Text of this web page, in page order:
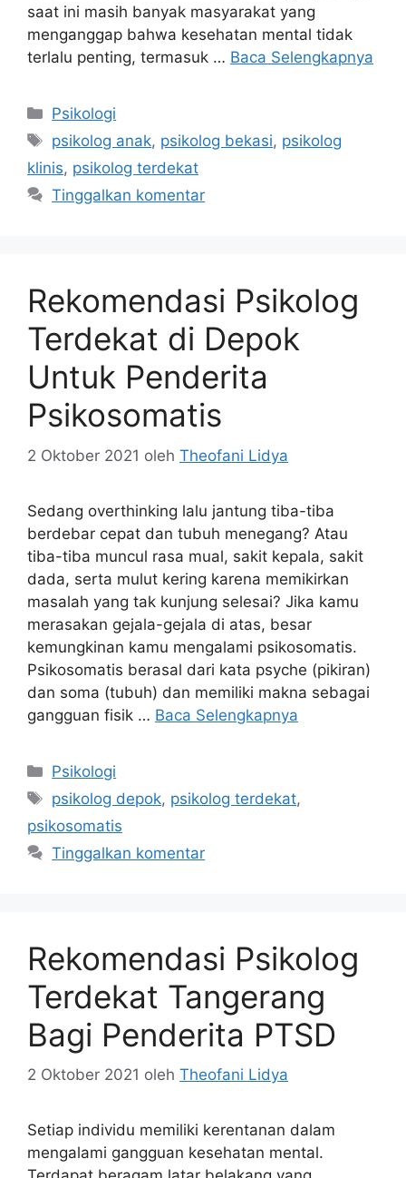
saat ini masih banyak masyarakat yang
menganggap bahwa kesehatan mental tidak
terlalu penting, termasuk … Baca Selengkapnya
Kategori
Psikologi
Tag
psikolog anak, psikolog bekasi, psikolog
klinis, psikolog terdekat
Tinggalkan komentar
Rekomendasi Psikolog
Terdekat di Depok
Untuk Penderita
Psikosomatis
2 Oktober 2021 oleh Theofani Lidya
Sedang overthinking lalu jantung tiba-tiba
berdebar cepat dan tubuh menegang? Atau
tiba-tiba muncul rasa mual, sakit kepala, sakit
dada, serta mulut kering karena memikirkan
masalah yang tak kunjung selesai? Jika kamu
merasakan gejala-gejala di atas, besar
kemungkinan kamu mengalami psikosomatis.
Psikosomatis berasal dari kata psyche (pikiran)
dan soma (tubuh) dan memiliki makna sebagai
gangguan fisik … Baca Selengkapnya
Kategori
Psikologi
Tag
psikolog depok, psikolog terdekat,
psikosomatis
Tinggalkan komentar
Rekomendasi Psikolog
Terdekat Tangerang
Bagi Penderita PTSD
2 Oktober 2021 oleh Theofani Lidya
Setiap individu memiliki kerentanan dalam
mengalami gangguan kesehatan mental.